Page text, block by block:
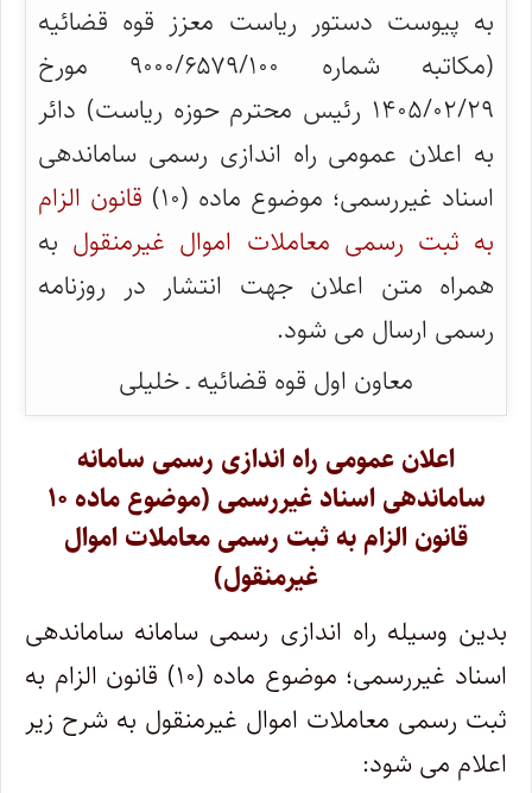
به پیوست دستور ریاست معزز قوه قضائیه
(مکاتبه شماره ۹۰۰۰/۶۵۷۹/۱۰۰ مورخ
۱۴۰۵/۰۲/۲۹ رئیس محترم حوزه ریاست) دائر
به اعلان عمومی راه اندازی رسمی ساماندهی
اسناد غیررسمی؛ موضوع ماده (۱۰)
قانون الزام
به ثبت رسمی معاملات اموال غیرمنقول به
همراه متن اعلان جهت انتشار در روزنامه
رسمی ارسال می شود.
معاون اول قوه قضائیه ـ خلیلی
اعلان عمومی راه اندازی رسمی سامانه
ساماندهی اسناد غیررسمی (موضوع ماده ۱۰
قانون الزام به ثبت رسمی معاملات اموال
غیرمنقول)
بدین وسیله راه اندازی رسمی سامانه ساماندهی
اسناد غیررسمی؛ موضوع ماده (۱۰) قانون الزام به
ثبت رسمی معاملات اموال غیرمنقول به شرح زیر
اعلام می شود: